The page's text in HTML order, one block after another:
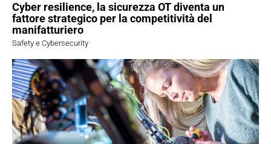
Cyber resilience, la sicurezza OT diventa un
fattore strategico per la competitività del
manifatturiero
Safety e Cybersecurity